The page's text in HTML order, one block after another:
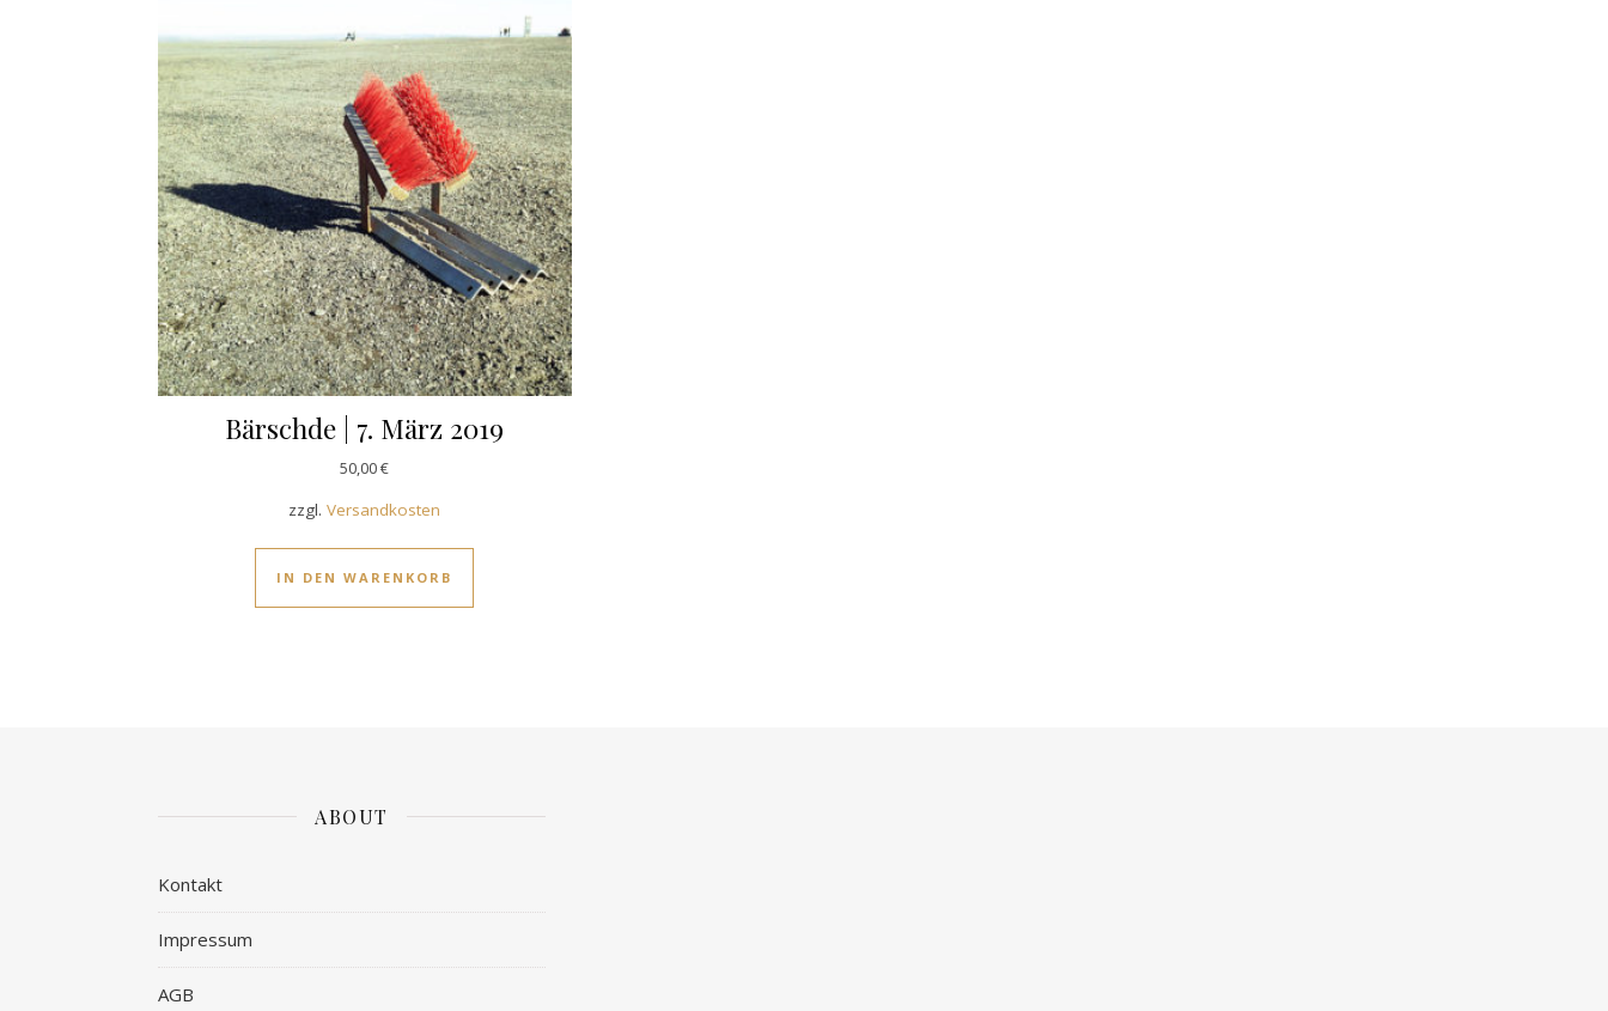
Bärschde | 7. März 2019
50,00€
zzgl.Versandkosten
IN DEN WARENKORB
ABOUT
Kontakt
Impressum
AGB